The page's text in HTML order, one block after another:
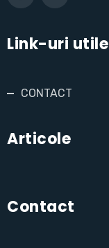
Link-uri utile
CONTACT
Articole
Contact